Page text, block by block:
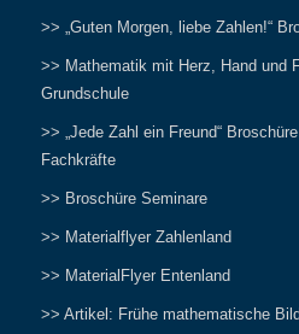
>> „Guten Morgen, liebe Zahlen!“
>> Mathematik mit Herz, Hand und
Grundschule
>> „Jede Zahl ein Freund“
Fachkräfte
>> Broschüre Seminare
>> Materialflyer Zahlenland
>> MaterialFlyer Entenland
>> Artikel: Frühe mathematische